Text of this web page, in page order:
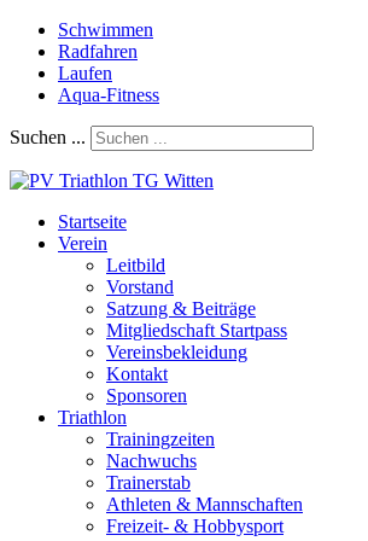
Schwimmen
Radfahren
Laufen
Aqua-Fitness
Suchen ...
Startseite
Verein
Leitbild
Vorstand
Satzung & Beiträge
Mitgliedschaft Startpass
Vereinsbekleidung
Kontakt
Sponsoren
Triathlon
Trainingzeiten
Nachwuchs
Trainerstab
Athleten & Mannschaften
Freizeit- & Hobbysport